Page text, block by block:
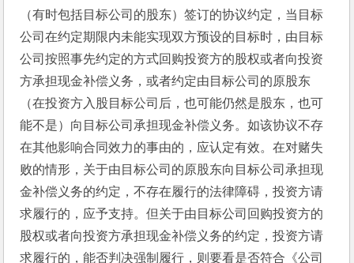
（有时包括目标公司的股东）签订的协议约定，当目标
公司在约定期限内未能实现双方预设的目标时，由目标
公司按照事先约定的方式回购投资方的股权或者向投资
方承担现金补偿义务，或者约定由目标公司的原股东
（在投资方入股目标公司后，也可能仍然是股东，也可
能不是）向目标公司承担现金补偿义务。如该协议不存
在其他影响合同效力的事由的，应认定有效。在对赌失
败的情形，关于由目标公司的原股东向目标公司承担现
金补偿义务的约定，不存在履行的法律障碍，投资方请
求履行的，应予支持。但关于由目标公司回购投资方的
股权或者向投资方承担现金补偿义务的约定，投资方请
求履行的，能否判决强制履行，则要看是否符合《公司